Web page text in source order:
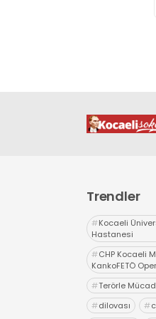
Trendler
#Kocaeli
Hastanesi
#CHP Kocaeli
KankoFETÖ
#Terörle
#dilovası #